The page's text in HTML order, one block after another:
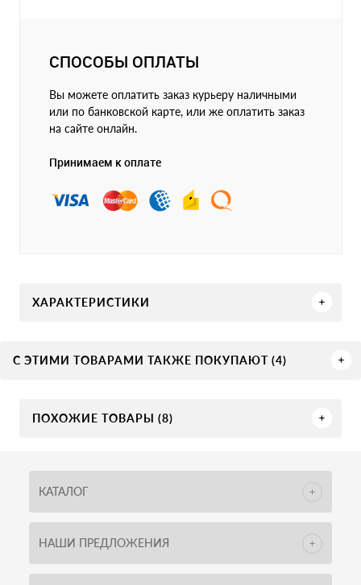
СПОСОБЫ ОПЛАТЫ
Вы можете оплатить заказ курьеру наличными
или по банковской карте, или же оплатить заказ
на сайте онлайн.
Принимаем к оплате
ХАРАКТЕРИСТИКИ
С ЭТИМИ ТОВАРАМИ ТАКЖЕ ПОКУПАЮТ (4)
ПОХОЖИЕ ТОВАРЫ (8)
КАТАЛОГ
НАШИ ПРЕДЛОЖЕНИЯ